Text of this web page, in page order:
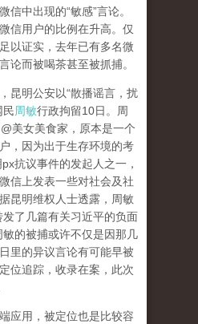
信中出现的“敏感”言论。
信用户的比例在升高。仅
以证实，去年已有多名微
论而被喝茶甚至被抓捕。
明公安以“散播谣言，扰
民周敏行政拘留10日。周
美女美食家，原本是一个
，因为出于生存环境的考
抗议事件的发起人之一，
信上发表一些对社会及社
昆明维权人士透露，周敏
发了几篇有关习近平的负面
敏的被捕或许不仅是因那几
里的异议言论有可能早被
位追踪，收录在案，此次
用，被定位也是比较容